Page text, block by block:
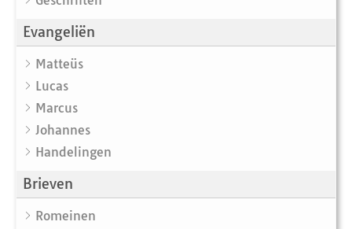
Evangeliën
Matteüs
Lucas
Marcus
Johannes
Handelingen
Brieven
Romeinen